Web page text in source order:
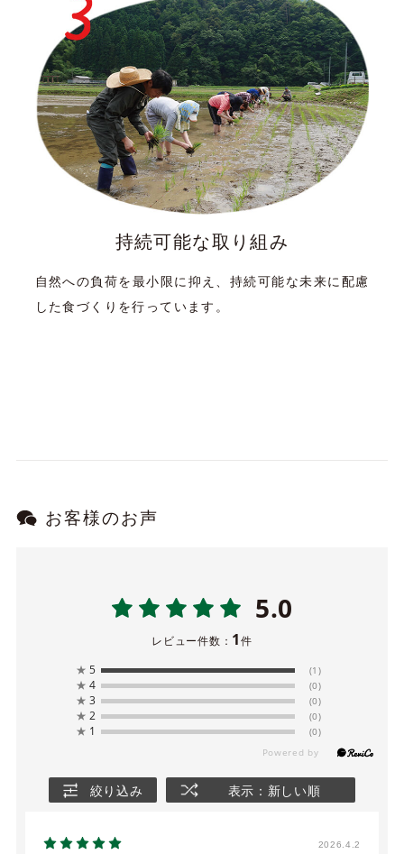
持続可能な取り組み
自然への負荷を最小限に抑え、持続可能な未来に配慮
した食づくりを行っています。
お客様のお声
5.0
レビュー件数： 1件
★ 5 (1)
★ 4 (0)
★ 3 (0)
★ 2 (0)
★ 1 (0)
絞り込み 表示：新しい順
2026.4.2